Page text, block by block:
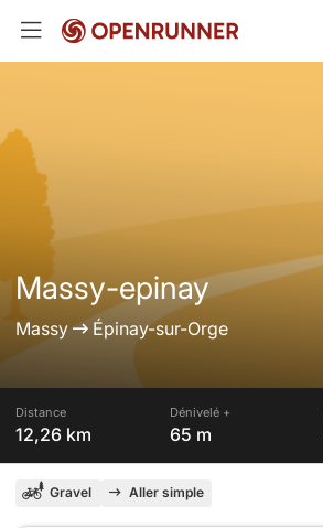
Massy-epinay
Massy Épinay-sur-Orge
Distance
12,26 km
Dénivelé +
65 m
Gravel Aller simple